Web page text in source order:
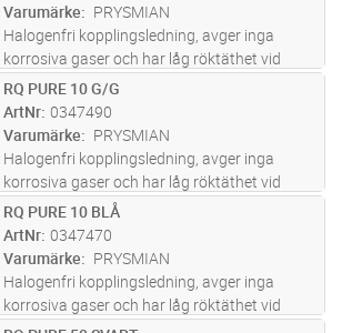
Varumärke
PRYSMIAN
Halogenfri kopplingsledning, avger inga
korrosiva gaser och har låg röktäthet vid
brand. För indragning i rör, ledningskanaler
och apparatskåp.
M Lägg i kundvagn
RQ PURE 10 G/G
ArtNr 0347490
Varumärke
PRYSMIAN
Halogenfri kopplingsledning, avger inga
korrosiva gaser och har låg röktäthet vid
brand. För indragning i rör, ledningskanaler
och apparatskåp.
M Lägg i kundvagn
RQ PURE 10 BLÅ
ArtNr 0347470
Varumärke
PRYSMIAN
Halogenfri kopplingsledning, avger inga
korrosiva gaser och har låg röktäthet vid
brand. För indragning i rör, ledningskanaler